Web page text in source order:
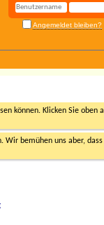
Angemeldet bleiben?
können. Klicken Sie
bemühen uns aber,